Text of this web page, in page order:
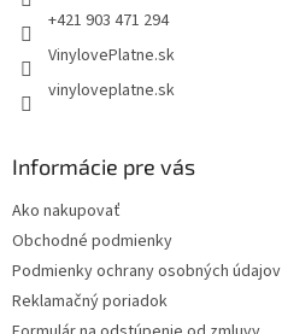
+421 903 471 294
VinylovePlatne.sk
vinyloveplatne.sk
Informácie pre vás
Ako nakupovať
Obchodné podmienky
Podmienky ochrany osobných údajov
Reklamačný poriadok